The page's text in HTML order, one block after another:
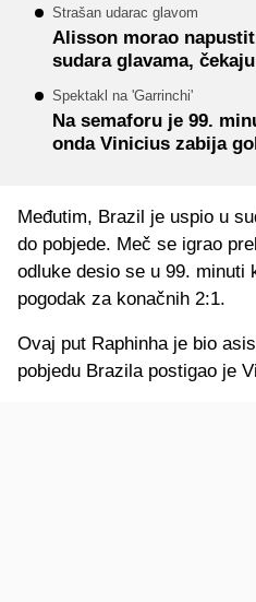
Strašan udarac glavom
Alisson morao
sudara glavama,
Spektakl na 'Garrinchi'
Na semaforu je 99.
onda Vinicius zabija
Međutim, Brazil je uspio u
do pobjede. Meč se igrao
odluke desio se u 99. minuti
pogodak za konačnih 2:1.
Ovaj put Raphinha je bio
pobjedu Brazila postigao je